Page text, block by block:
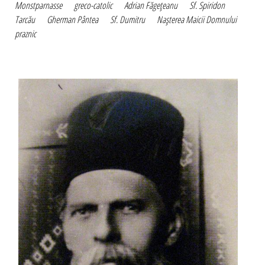
Monstparnasse greco-catolic Adrian Făgeţeanu
Sf. Spiridon
Tarcău
Gherman Pântea Sf. Dumitru
Naşterea Maicii Domnului
praznic